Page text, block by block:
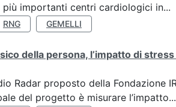
importanti centri cardiologici in...
RNG GEMELLI
della persona, l’impatto di stress
Radar proposto della Fondazione
del progetto è misurare l’impatto...